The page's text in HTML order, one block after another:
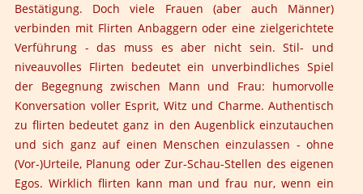
Bestätigung. Doch viele Frauen (aber auch Männer)
verbinden mit Flirten Anbaggern oder eine zielgerichtete
Verführung - das muss es aber nicht sein. Stil- und
niveauvolles Flirten bedeutet ein unverbindliches Spiel
der Begegnung zwischen Mann und Frau: humorvolle
Konversation voller Esprit, Witz und Charme. Authentisch
zu flirten bedeutet ganz in den Augenblick einzutauchen
und sich ganz auf einen Menschen einzulassen - ohne
(Vor-)Urteile, Planung oder Zur-Schau-Stellen des eigenen
Egos. Wirklich flirten kann man und frau nur, wenn ein